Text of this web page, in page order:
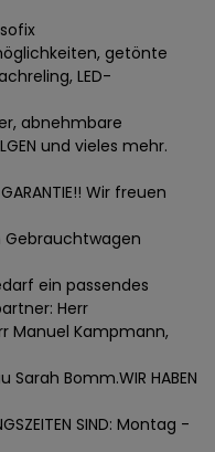
getönte
LED-
abnehmbare
und vieles mehr.
Wir freuen
Gebrauchtwagen
ein passendes
Herr
Manuel Kampmann,
Bomm.WIR HABEN
SIND: Montag -